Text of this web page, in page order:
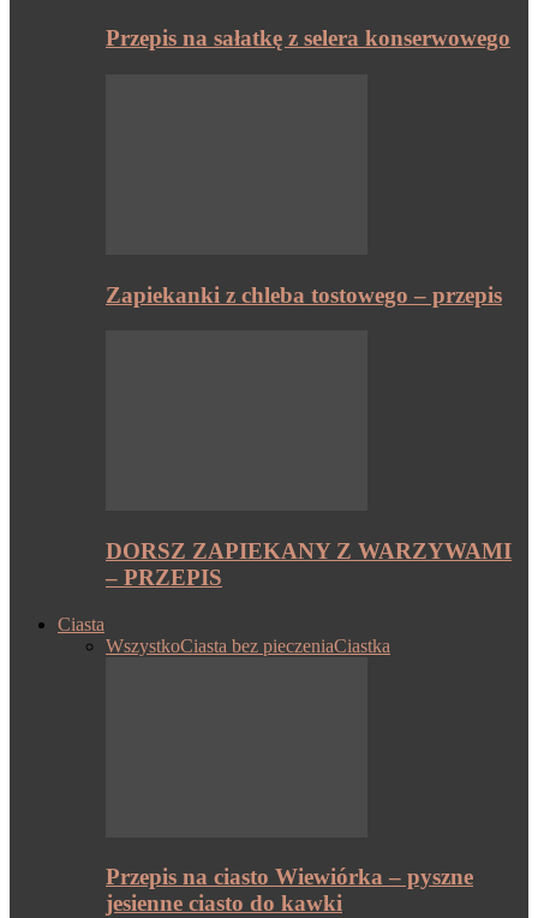
Przepis na sałatkę z selera konserwowego
Zapiekanki z chleba tostowego – przepis
DORSZ ZAPIEKANY Z WARZYWAMI
– PRZEPIS
Ciasta
WszystkoCiasta bez pieczeniaCiastka
Przepis na ciasto Wiewiórka – pyszne
jesienne ciasto do kawki